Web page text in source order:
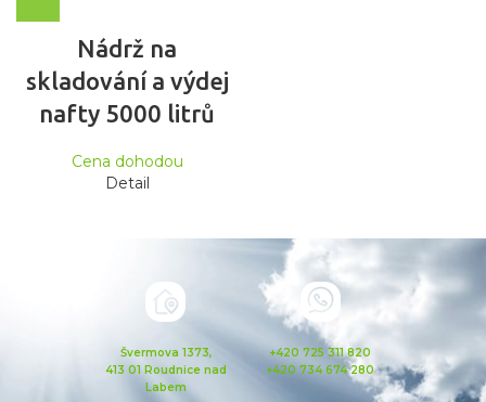
Nádrž na
skladování a výdej
nafty 5000 litrů
Cena dohodou
Detail
Švermova 1373,
413 01 Roudnice nad
Labem
+420 725 311 820
+420 734 674 280